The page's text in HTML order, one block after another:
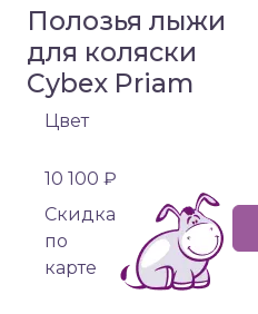
Полозья лыжи
для коляски
Cybex Priam
Цвет
10 100 ₽
Cкидка
по
карте